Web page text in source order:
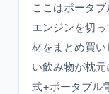
ここはポータ
エンジンを切
材をまとめ買
い飲み物が枕
式+ポータブル